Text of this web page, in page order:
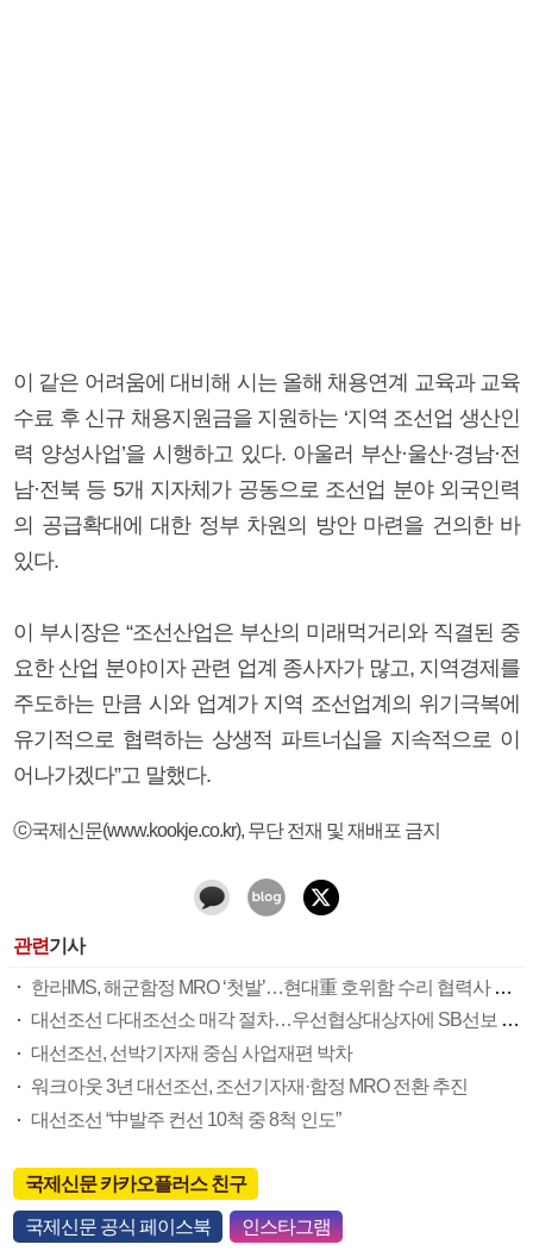
이 같은 어려움에 대비해 시는 올해 채용연계 교육과 교육
수료 후 신규 채용지원금을 지원하는 ‘지역 조선업 생산인
력 양성사업’을 시행하고 있다. 아울러 부산·울산·경남·전
남·전북 등 5개 지자체가 공동으로 조선업 분야 외국인력
의 공급확대에 대한 정부 차원의 방안 마련을 건의한 바
있다.
이 부시장은 “조선산업은 부산의 미래먹거리와 직결된 중
요한 산업 분야이자 관련 업계 종사자가 많고, 지역경제를
주도하는 만큼 시와 업계가 지역 조선업계의 위기극복에
유기적으로 협력하는 상생적 파트너십을 지속적으로 이
어나가겠다”고 말했다.
ⓒ국제신문(www.kookje.co.kr), 무단 전재 및 재배포 금지
관련기사
한라IMS, 해군함정 MRO ‘첫발’…현대重 호위함 수리 협력사 참여
대선조선 다대조선소 매각 절차…우선협상대상자에 SB선보 선정
대선조선, 선박기자재 중심 사업재편 박차
워크아웃 3년 대선조선, 조선기자재·함정 MRO 전환 추진
대선조선 “中발주 컨선 10척 중 8척 인도”
국제신문 카카오플러스 친구
국제신문 공식 페이스북 인스타그램